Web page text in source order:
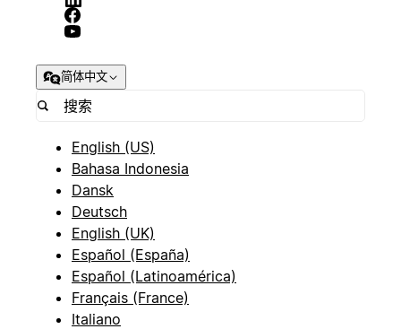
简体中文
English (US)
Bahasa Indonesia
Dansk
Deutsch
English (UK)
Español (España)
Español (Latinoamérica)
Français (France)
Italiano